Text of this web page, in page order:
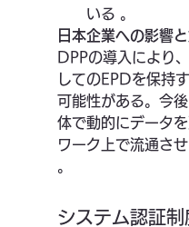
いる 。
日本企業への影響
DPPの導入により
してのEPDを保持
可能性がある。今
体で動的にデータ
ワーク上で流通さ
。
システム認証